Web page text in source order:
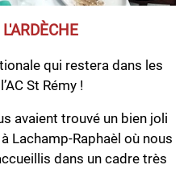
qui restera dans les
St Rémy !
avaient trouvé un bien joli
Lachamp-Raphaèl où nous
dans un cadre très